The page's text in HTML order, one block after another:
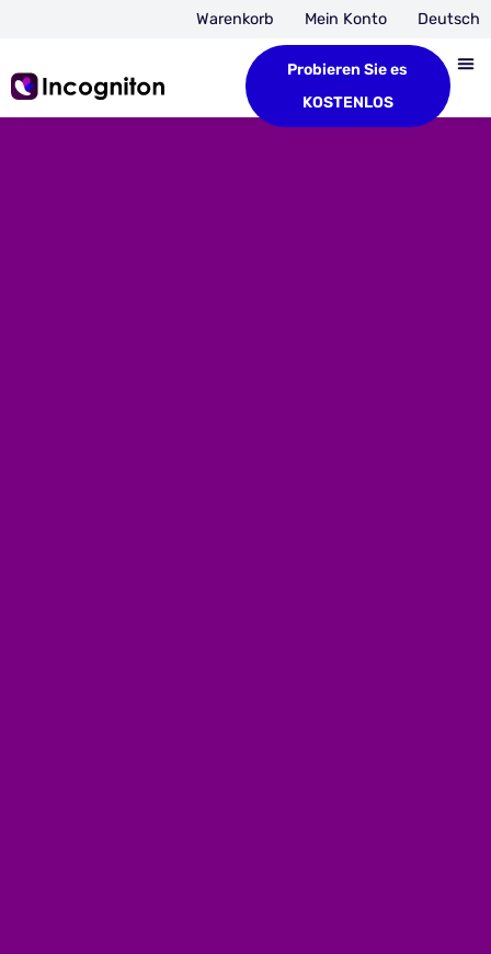
Warenkorb Mein Konto Deutsch
Probieren Sie es
KOSTENLOS